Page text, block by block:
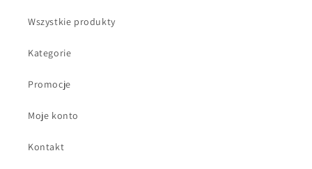
Wszystkie produkty
Kategorie
Promocje
Moje konto
Kontakt